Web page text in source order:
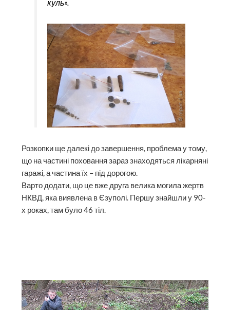
куль».
Розкопки ще далекі до завершення, проблема у тому,
що на частині поховання зараз знаходяться лікарняні
гаражі, а частина їх – під дорогою.
Варто додати, що це вже друга велика могила жертв
НКВД, яка виявлена в Єзуполі. Першу знайшли у 90-
х роках, там було 46 тіл.